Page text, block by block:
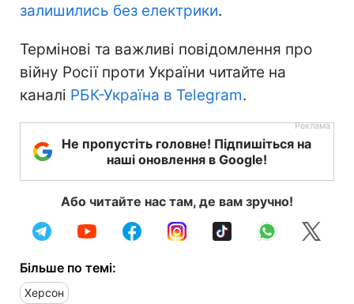
залишились без електрики.
Термінові та важливі повідомлення про
війну Росії проти України читайте на
каналі РБК-Україна в Telegram.
Не пропустіть головне! Підпишіться на
наші оновлення в Google!
Або читайте нас там, де вам зручно!
Більше по темі:
Херсон